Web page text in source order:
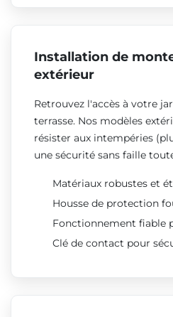
Installation de
extérieur
Retrouvez l'accès à votre
terrasse. Nos modèles
résister aux intempéries
une sécurité sans faille
Matériaux robustes et
Housse de protection
Fonctionnement fiable
Clé de contact pour